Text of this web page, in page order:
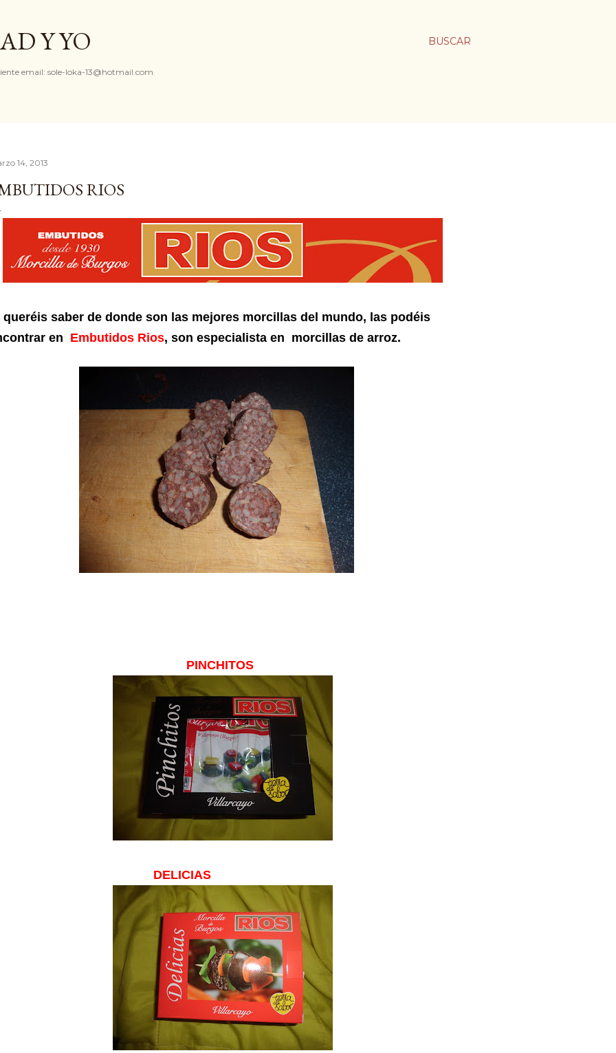
BUSCAR
Y YO
email: sole-loka-13@hotmail.com
14, 2013
RIOS
queréis saber de donde son las mejores morcillas del mundo, las podéis
en Embutidos Rios, son especialista en morcillas de arroz.
PINCHITOS
DELICIAS